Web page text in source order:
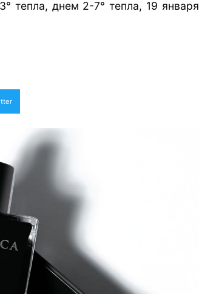
тепла, днем 2-7° тепла, 19 января